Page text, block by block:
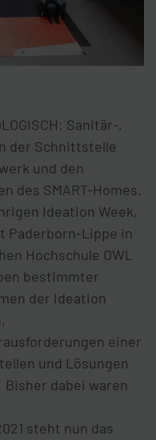
Sanitär-,
der Schnittstelle
und den
des SMART-Homes.
Ideation Week,
Paderborn-Lippe in
Hochschule OWL
bestimmter
der Ideation
einer
und Lösungen
dabei waren
steht nun das